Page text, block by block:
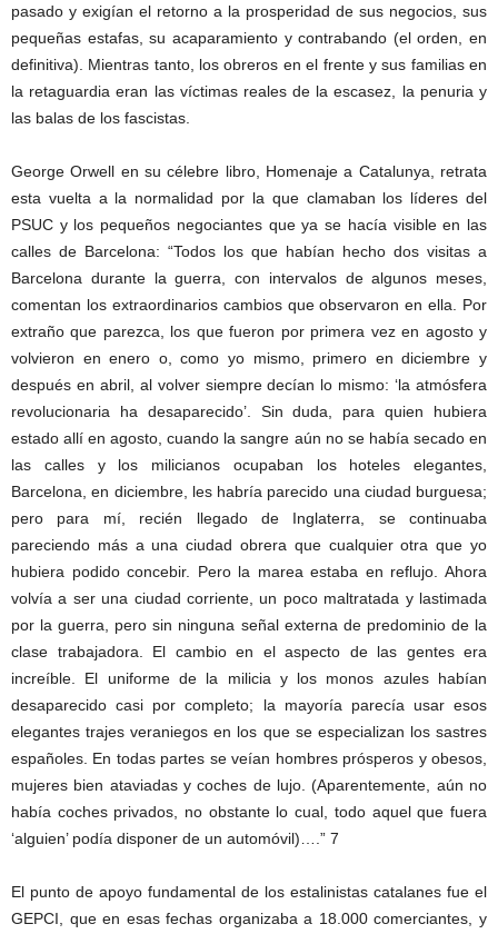
pasado y exigían el retorno a la prosperidad de sus negocios, sus
pequeñas estafas, su acaparamiento y contrabando (el orden, en
definitiva). Mientras tanto, los obreros en el frente y sus familias en
la retaguardia eran las víctimas reales de la escasez, la penuria y
las balas de los fascistas.
George Orwell en su célebre libro, Homenaje a Catalunya, retrata
esta vuelta a la normalidad por la que clamaban los líderes del
PSUC y los pequeños negociantes que ya se hacía visible en las
calles de Barcelona: “Todos los que habían hecho dos visitas a
Barcelona durante la guerra, con intervalos de algunos meses,
comentan los extraordinarios cambios que observaron en ella. Por
extraño que parezca, los que fueron por primera vez en agosto y
volvieron en enero o, como yo mismo, primero en diciembre y
después en abril, al volver siempre decían lo mismo: ‘la atmósfera
revolucionaria ha desaparecido’. Sin duda, para quien hubiera
estado allí en agosto, cuando la sangre aún no se había secado en
las calles y los milicianos ocupaban los hoteles elegantes,
Barcelona, en diciembre, les habría parecido una ciudad burguesa;
pero para mí, recién llegado de Inglaterra, se continuaba
pareciendo más a una ciudad obrera que cualquier otra que yo
hubiera podido concebir. Pero la marea estaba en reflujo. Ahora
volvía a ser una ciudad corriente, un poco maltratada y lastimada
por la guerra, pero sin ninguna señal externa de predominio de la
clase trabajadora. El cambio en el aspecto de las gentes era
increíble. El uniforme de la milicia y los monos azules habían
desaparecido casi por completo; la mayoría parecía usar esos
elegantes trajes veraniegos en los que se especializan los sastres
españoles. En todas partes se veían hombres prósperos y obesos,
mujeres bien ataviadas y coches de lujo. (Aparentemente, aún no
había coches privados, no obstante lo cual, todo aquel que fuera
‘alguien’ podía disponer de un automóvil)….” 7
El punto de apoyo fundamental de los estalinistas catalanes fue el
GEPCI, que en esas fechas organizaba a 18.000 comerciantes, y